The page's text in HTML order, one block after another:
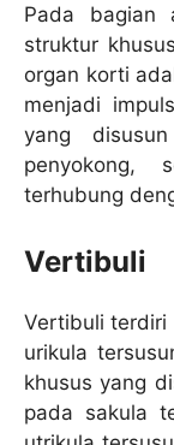
Pada bagian
struktur
organ korti
menjadi
yang
terhubung
Vertibuli
Vertibuli terdiri
urikula
khusus yang
pada sakula